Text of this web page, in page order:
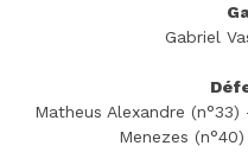
Gabriel
Matheus Alexandre
Menezes